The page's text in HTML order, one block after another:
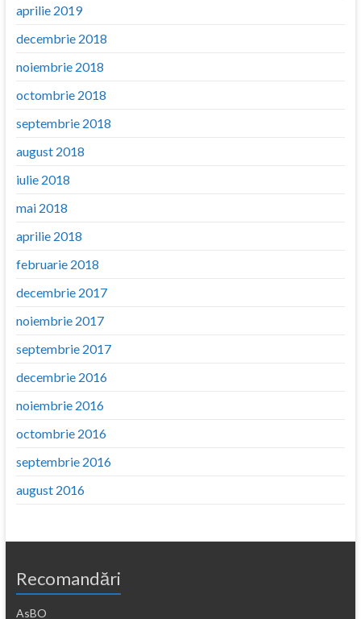
aprilie 2019
decembrie 2018
noiembrie 2018
octombrie 2018
septembrie 2018
august 2018
iulie 2018
mai 2018
aprilie 2018
februarie 2018
decembrie 2017
noiembrie 2017
septembrie 2017
decembrie 2016
noiembrie 2016
octombrie 2016
septembrie 2016
august 2016
Recomandări
AsBO